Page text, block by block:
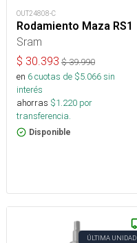
OUT24808-C
Rodamiento Maza RS1
Sram
$ 30.393 $39.990
en 6cuotas de $5.066sin
interés
ahorras $1.220 por
transferencia.
Disponible
ÚLTIMA UNIDAD